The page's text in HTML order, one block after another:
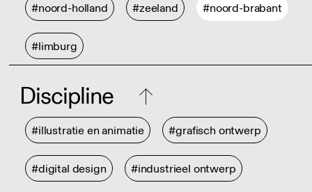
#noord-holland #zeeland #noord-brabant
#limburg
Discipline
#illustratie en animatie #grafisch ontwerp
#digital design #industrieel ontwerp